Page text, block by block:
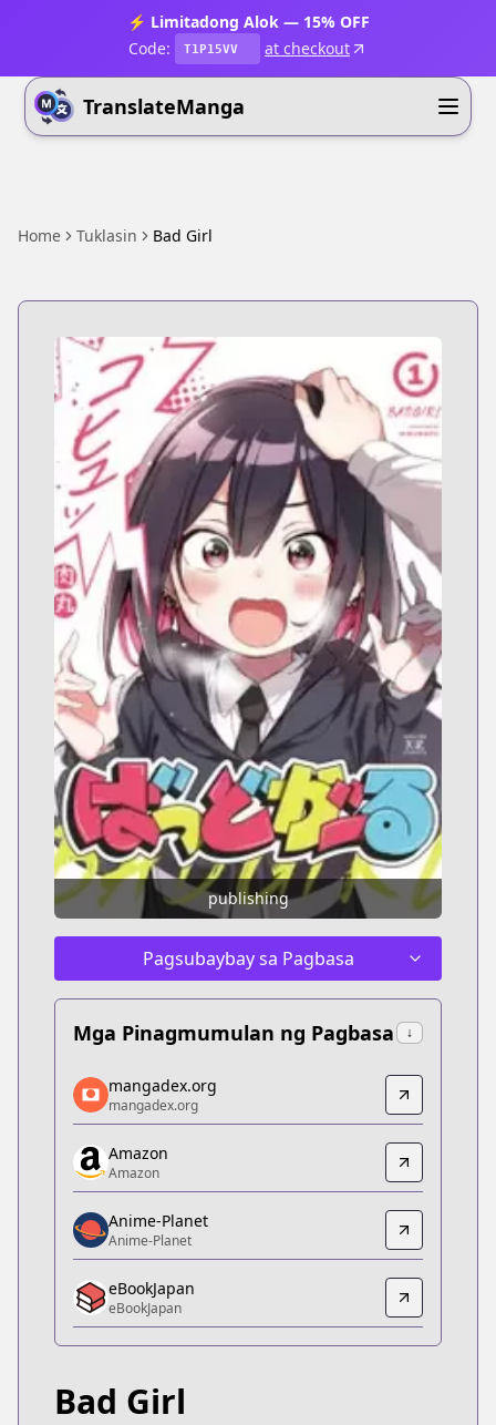
⚡ Limitadong Alok — 15% OFF
Code:
T1P15VV at checkout
TranslateManga
Home Tuklasin Bad Girl
publishing
Pagsubaybay sa Pagbasa
Mga Pinagmumulan ng Pagbasa ↓
mangadex.org
mangadex.org
https://mangadex.org/title/06338c21-dfd9-4ab0-
Amazon
Amazon
https://www.amazon.co.jp/dp/B0BKV7FV1N
Anime-Planet
Anime-Planet
https://www.anime-planet.com/manga/bad-girl
eBookJapan
eBookJapan
Official Raw
mangadex.org
mangadex.org
Amazon
Amazon
Anime-Planet
Anime-Planet
eBookJapan
eBookJapan
Bad Girl